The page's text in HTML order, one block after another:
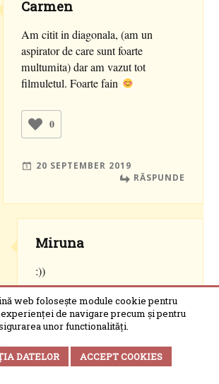
Carmen
Am citit in diagonala, (am un
aspirator de care sunt foarte
multumita) dar am vazut tot
filmuletul. Foarte fain
0
20 SEPTEMBER 2019
RĂSPUNDE
Miruna
:))
0
20 SEPTEMBER 2019
RĂSPUNDE
web folosește module cookie pentru
de navigare precum și pentru
unor functionalități.
DATELOR ACCEPT COOKIES